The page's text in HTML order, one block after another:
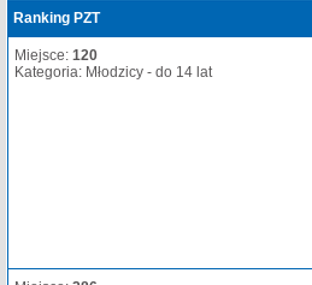
Ranking PZT
Miejsce: 120
Kategoria: Młodzicy - do 14 lat